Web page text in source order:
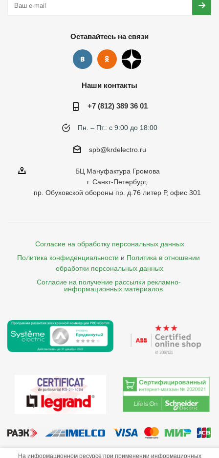
Оставайтесь на связи
Наши контакты
+7 (812) 389 36 01
Пн. – Пт.: с 9:00 до 18:00
spb@krdelectro.ru
БЦ Мануфактура Громова
г. Санкт-Петербург,
пр. Обуховской обороны пр. д.76 литер Р, офис 301
Согласие на обработку персональных данных
Политика конфиденциальности и Политика в отношении
обработки персональных данных
Согласие на получение рассылки рекламно-
    информационных материалов
©2013-2026 ООО «Краснодарэлектро»
На информационном ресурсе при применении информационных